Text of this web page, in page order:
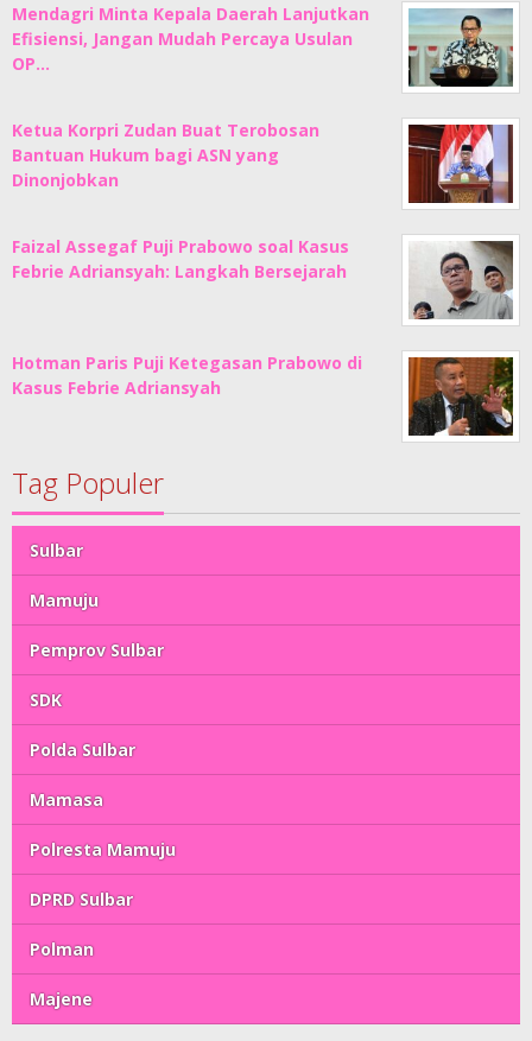
Mendagri Minta Kepala Daerah Lanjutkan
Efisiensi, Jangan Mudah Percaya Usulan
OP…
Ketua Korpri Zudan Buat Terobosan
Bantuan Hukum bagi ASN yang
Dinonjobkan
Faizal Assegaf Puji Prabowo soal Kasus
Febrie Adriansyah: Langkah Bersejarah
Hotman Paris Puji Ketegasan Prabowo di
Kasus Febrie Adriansyah
Tag Populer
Sulbar
Mamuju
Pemprov Sulbar
SDK
Polda Sulbar
Mamasa
Polresta Mamuju
DPRD Sulbar
Polman
Majene